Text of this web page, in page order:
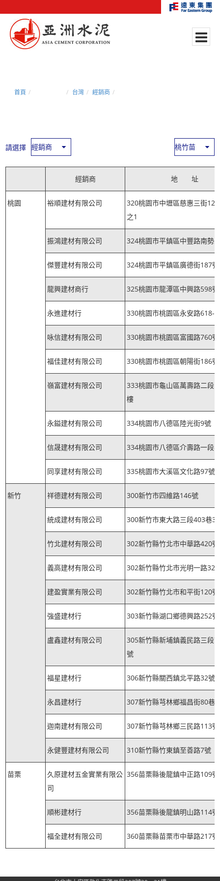
首頁 台灣 經銷商
請選擇
經銷商 地 址
桃園 裕順建材有限公司
320桃園市中壢區慈惠三街
之1
振鴻建材有限公司 324桃園市平鎮區中豐路南勢
傑豐建材有限公司 324桃園市平鎮區廣德街187
龍興建材商行 325桃園市龍潭區中興路598
永進建材行 330桃園市桃園區永安路618-
咏信建材有限公司 330桃園市桃園區富國路760號
福佳建材有限公司 330桃園市桃園區朝陽街186號
嶺富建材有限公司
333桃園市龜山區萬壽路二段
樓
永鎰建材有限公司 334桃園市八德區陸光街9號
信晟建材有限公司 334桃園市八德區介壽路一段
同享建材有限公司 335桃園市大溪區文化路97號
新竹 祥德建材有限公司 300新竹市四維路146號
統成建材有限公司 300新竹市東大路三段403巷
竹北建材有限公司 302新竹縣竹北市中華路420號
義高建材有限公司 302新竹縣竹北市光明一路
建盈實業有限公司 302新竹縣竹北市和平街120號
強盛建材行 303新竹縣湖口鄉德興路252號
盧鑫建材有限公司
305新竹縣新埔鎮義民路三段
號
福星建材行 306新竹縣關西鎮北平路32號
永昌建材行 307新竹縣芎林鄉福昌街80巷
迦南建材有限公司 307新竹縣芎林鄉三民路113
永健豐建材有限公司 310新竹縣竹東鎮至善路7號
苗栗
久原建材五金實業有限公
司
356苗栗縣後龍鎮中正路109
順彬建材行 356苗栗縣後龍鎮明山路114號
福全建材有限公司 360苗栗縣苗栗市中華路217號